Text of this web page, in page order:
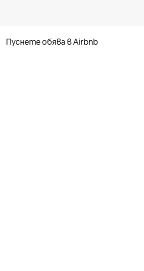
Пуснете обява в Airbnb